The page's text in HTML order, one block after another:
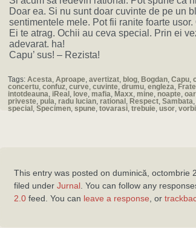
Doar ea. Si nu sunt doar cuvinte de pe un
sentimentele mele. Pot fii ranite foarte
Ei te atrag. Ochii au ceva special. Prin ei
adevarat. ha!
Capu’ sus! – Rezista!
Tags: Acesta Aproape avertizat blog Bogdan Capu
concertu confuz curve cuvinte drumu engleza Frate
intotdeauna
iReal love mafia Maxx mine noapte
priveste
pula radu lucian rational Respect Sambata
special
Specimen spune tovarasi trebuie usor
This entry was posted on duminică, octombrie
filed under Jurnal. You can follow any
2.0feed. You can leave a response , or